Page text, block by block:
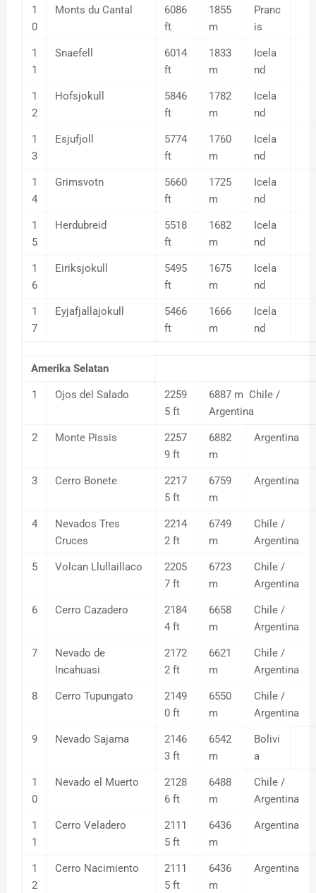
1
0
Monts du Cantal
6086
ft
1855
m
Pranc
is
1
1
Snaefell
6014
ft
1833
m
Icela
nd
1
2
Hofsjokull
5846
ft
1782
m
Icela
nd
1
3
Esjufjoll
5774
ft
1760
m
Icela
nd
1
4
Grimsvotn
5660
ft
1725
m
Icela
nd
1
5
Herdubreid
5518
ft
1682
m
Icela
nd
1
6
Eiriksjokull
5495
ft
1675
m
Icela
nd
1
7
Eyjafjallajokull
5466
ft
1666
m
Icela
nd
Amerika Selatan
1 Ojos del Salado
2259
5 ft
6887 m Chile /
Argentina
2 Monte Pissis
2257
9 ft
6882
m
Argentina
3 Cerro Bonete
2217
5 ft
6759
m
Argentina
4
Nevados Tres
Cruces
2214
2 ft
6749
m
Chile /
Argentina
5 Volcan Llullaillaco
2205
7 ft
6723
m
Chile /
Argentina
6 Cerro Cazadero
2184
4 ft
6658
m
Chile /
Argentina
7
Nevado de
Incahuasi
2172
2 ft
6621
m
Chile /
Argentina
8 Cerro Tupungato
2149
0 ft
6550
m
Chile /
Argentina
9 Nevado Sajama
2146
3 ft
6542
m
Bolivi
a
1
0
Nevado el Muerto
2128
6 ft
6488
m
Chile /
Argentina
1
1
Cerro Veladero
2111
5 ft
6436
m
Argentina
1
2
Cerro Nacimiento
2111
5 ft
6436
m
Argentina